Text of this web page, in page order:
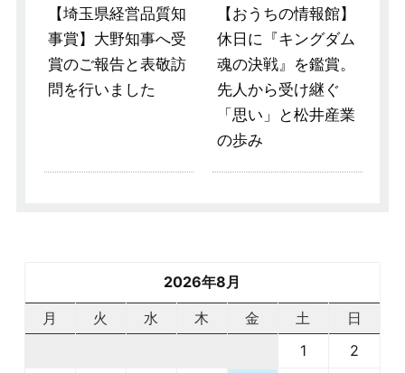
【埼玉県経営品質知
事賞】大野知事へ受
賞のご報告と表敬訪
問を行いました
【おうちの情報館】
休日に『キングダム
魂の決戦』を鑑賞。
先人から受け継ぐ
「思い」と松井産業
の歩み
2026年8月
月
火 水 木 金 土
日
1
2